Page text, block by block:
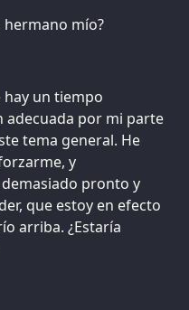
hermano mío?
hay un tiempo
adecuada por mi parte
tema general. He
y
pronto y
que estoy en efecto
arriba. ¿Estaría